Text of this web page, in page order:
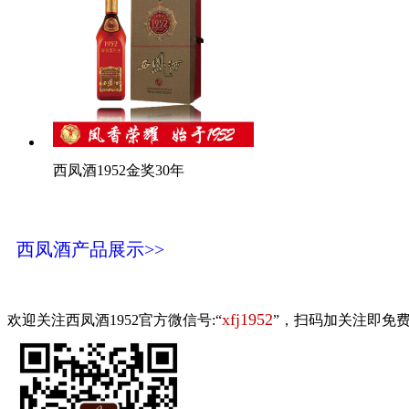
西凤酒1952金奖30年
西凤酒产品展示>>
欢迎关注西凤酒1952官方微信号:“xfj1952”，扫码加关注即免